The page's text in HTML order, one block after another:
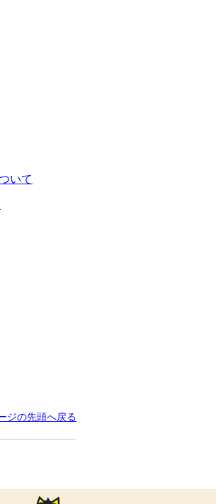
いて
ジの先頭へ戻る